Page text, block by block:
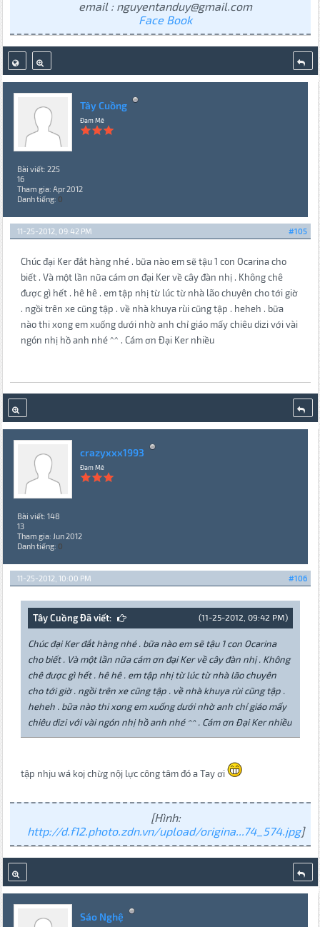
email : nguyentanduy@gmail.com
Face Book
Tây Cuồng
Đam Mê
Bài viết: 225
16
Tham gia: Apr 2012
Danh tiếng: 0
#105
11-25-2012, 09:42 PM
Chúc đại Ker đắt hàng nhé . bữa nào em sẽ tậu 1 con Ocarina cho
biết . Và một lần nữa cám ơn đại Ker về cây đàn nhị . Không chê
được gì hết . hê hê . em tập nhị từ lúc từ nhà lão chuyên cho tới giờ
. ngồi trên xe cũng tập . về nhà khuya rùi cũng tập . heheh . bữa
nào thi xong em xuống dưới nhờ anh chỉ giáo mấy chiêu dizi với vài
ngón nhị hồ anh nhé ^^ . Cám ơn Đại Ker nhiều
crazyxxx1993
Đam Mê
Bài viết: 148
13
Tham gia: Jun 2012
Danh tiếng: 0
#106
11-25-2012, 10:00 PM
(11-25-2012, 09:42 PM)
Tây Cuồng Đã viết:
Chúc đại Ker đắt hàng nhé . bữa nào em sẽ tậu 1 con Ocarina
cho biết . Và một lần nữa cám ơn đại Ker về cây đàn nhị . Không
chê được gì hết . hê hê . em tập nhị từ lúc từ nhà lão chuyên
cho tới giờ . ngồi trên xe cũng tập . về nhà khuya rùi cũng tập .
heheh . bữa nào thi xong em xuống dưới nhờ anh chỉ giáo mấy
chiêu dizi với vài ngón nhị hồ anh nhé ^^ . Cám ơn Đại Ker nhiều
tập nhju wá koj chừg nộj lực công tâm đó a Tay ơi
[Hình:
http://d.f12.photo.zdn.vn/upload/origina...74_574.jpg]
Sáo Nghệ